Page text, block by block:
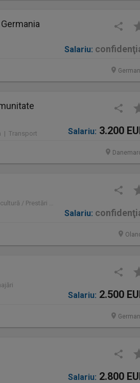
Salariu:
| Transport Salariu: 3.200
Olanda | Administrativ / Logistică / Agricultură / Silvicultură / Prestări servicii / Producție /
Salariu:
Salariu: 2.500
Salariu: 2.800